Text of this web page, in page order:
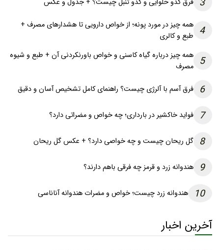
3 فرق کدو حلوایی و کدو تنبل چیست؟ + جدول و عکس
4
همه چیز در مورد پونه؛ از خواص دارویی تا هشدارهای مصرف +
طبع و کالری
5
همه چیز درباره گیاه کاسنی و خواص باورنکردنی آن + طبع و شیوه
مصرف
6 فرق آسم با آلرژی چیست؟ راهنمای کامل تشخیص آسان و دقیق
7 فواید خاکشیر در بارداری؛ چه خواص و مضراتی دارد؟
8 گل ریحان چیست و چه خواصی دارد؟ + عکس گل ریحان
9 هندوانه زرد و قرمز چه فرقی باهم دارند؟
10 هندوانه زرد چیست؛ خواص و مضرات هندوانه آناناسی
آخرین اخبار